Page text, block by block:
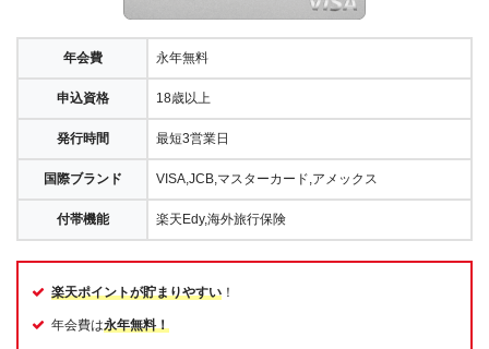
年会費 永年無料
申込資格 18歳以上
発行時間 最短3営業日
国際ブランド VISA,JCB,マスターカード,アメックス
付帯機能 楽天Edy,海外旅行保険
楽天ポイントが貯まりやすい ！
年会費は永年無料！